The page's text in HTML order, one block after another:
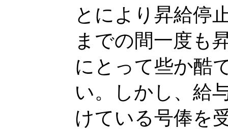
とにより昇給停
までの間一度も
にとって些か酷
い。しかし、給
けている号俸を